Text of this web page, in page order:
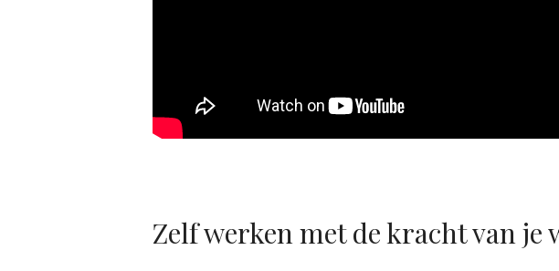
Zelf werken met de kracht van je